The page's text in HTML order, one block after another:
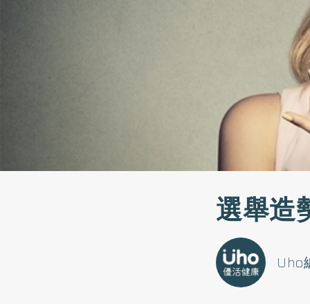
選舉造
Uho